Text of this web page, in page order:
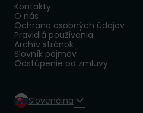
Kontakty
O nás
Ochrana osobných údajov
Pravidlá používania
Archív stránok
Slovník pojmov
Odstúpenie od zmluvy
Slovenčina